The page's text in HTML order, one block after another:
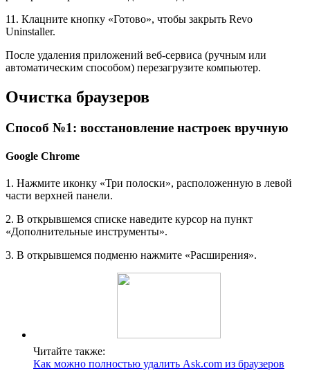
11. Клацните кнопку «Готово», чтобы закрыть Revo
Uninstaller.
После удаления приложений веб-сервиса (ручным или
автоматическим способом) перезагрузите компьютер.
Очистка браузеров
Способ №1: восстановление настроек вручную
Google Chrome
1. Нажмите иконку «Три полоски», расположенную в левой
части верхней панели.
2. В открывшемся списке наведите курсор на пункт
«Дополнительные инструменты».
3. В открывшемся подменю нажмите «Расширения».
Читайте также:
Как можно полностью удалить Ask.com из браузеров